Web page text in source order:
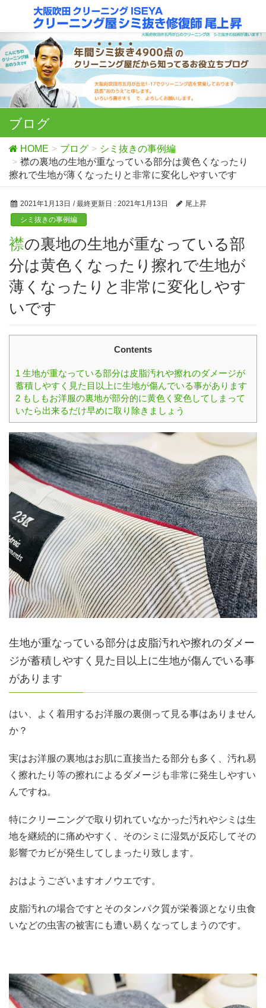
ブログ
HOME ブログ
シミ抜きの事例編
襟の裏地の生地が重なっている部分は黄色くなったり
擦れで生地が薄くなったりと非常に変化しやすいです
2021年1月13日 / 最終更新日 : 2021年1月13日
尾上昇
シミ抜きの事例編
襟の裏地の生地が重なっている部
分は黄色くなったり擦れで生地が
薄くなったりと非常に変化しやす
いです
Contents
1 生地が重なっている部分は皮脂汚れや擦れのダメージが
蓄積しやすく見た目以上に生地が傷んでいる事があります
2 もしもお洋服の裏地が部分的に黄色く変色してしまって
いたら出来るだけ早めに取り除きましょう
生地が重なっている部分は皮脂汚れや擦れのダメー
ジが蓄積しやすく見た目以上に生地が傷んでいる事
があります
はい、よく着用するお洋服の裏側って見る事はありません
か？
実はお洋服の裏地はお肌に直接当たる部分も多く、汚れ易
く擦れたり等の擦れによるダメージも非常に発生しやすい
んですね。
特にクリーニングで取り切れていなかった汚れやシミは生
地を継続的に痛めやすく、そのシミに湿気が反応してその
影響でカビが発生してしまったり致します。
おはようございますオノウエです。
皮脂汚れの場合ですとそのタンパク質が栄養源となり虫食
いなどの虫害の被害にも遭い易くなってしまうのです。